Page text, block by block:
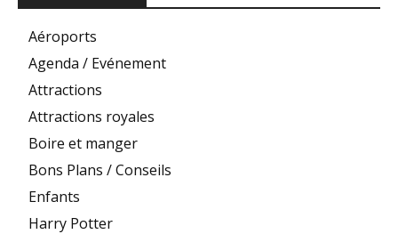
Aéroports
Agenda / Evénement
Attractions
Attractions royales
Boire et manger
Bons Plans / Conseils
Enfants
Harry Potter